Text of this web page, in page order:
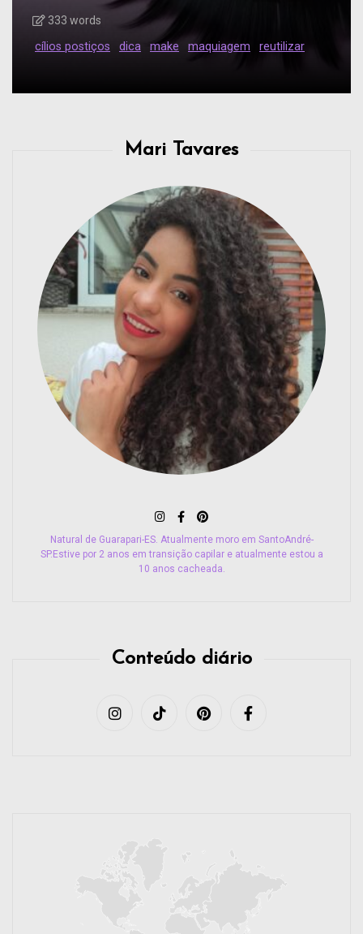
333 words
cílios postiços dica make maquiagem reutilizar
Mari Tavares
Natural de Guarapari-ES. Atualmente moro em SantoAndré-
SP.Estive por 2 anos em transição capilar e atualmente estou a
10 anos cacheada.
Conteúdo diário